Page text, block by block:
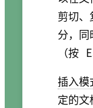
剪切
分，
（按
插入模
定的